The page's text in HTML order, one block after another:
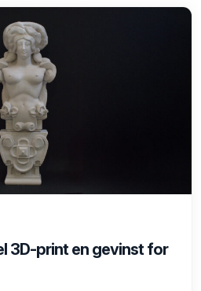
3D-print en gevinst for